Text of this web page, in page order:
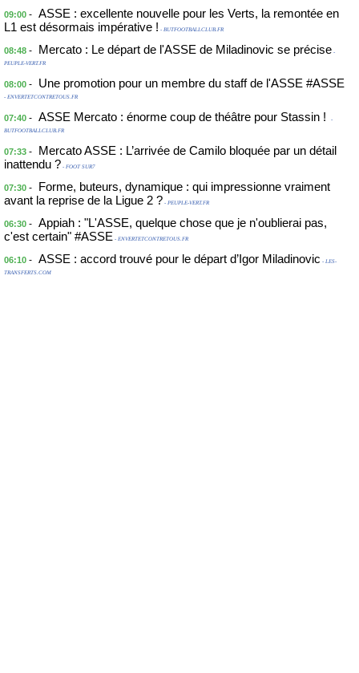
09:00 - ASSE : excellente nouvelle pour les Verts, la remontée en
L1 est désormais impérative ! - BUTFOOTBALLCLUB.FR
08:48 - Mercato : Le départ de l'ASSE de Miladinovic se précise -
PEUPLE-VERT.FR
08:00 - Une promotion pour un membre du staff de l'ASSE #ASSE
- ENVERTETCONTRETOUS.FR
07:40 - ASSE Mercato : énorme coup de théâtre pour Stassin !
-
BUTFOOTBALLCLUB.FR
07:33 -
Mercato ASSE : L’arrivée de Camilo bloquée par un détail
inattendu ? - FOOT SUR7
07:30 -
Forme, buteurs, dynamique : qui impressionne vraiment
avant la reprise de la Ligue 2 ? - PEUPLE-VERT.FR
06:30 - Appiah : "L'ASSE, quelque chose que je n'oublierai pas,
c'est certain" #ASSE - ENVERTETCONTRETOUS.FR
06:10 - ASSE : accord trouvé pour le départ d’Igor Miladinovic - LES-
TRANSFERTS.COM